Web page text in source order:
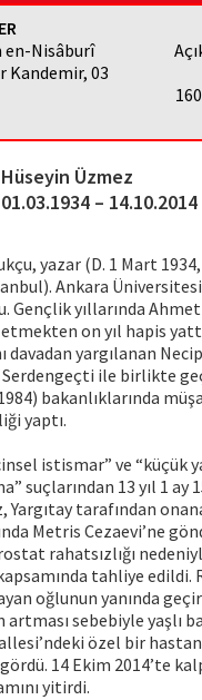
en-Nisâburî
Kandemir, 03
Hüseyin Üzmez
01.03.1934 – 14.10.2014
yazar (D. 1 Mart
Ankara
Gençlik yıllarında
on yıl hapis
davadan yargılanan
Serdengeçti ile birlikte
bakanlıklarında
yaptı.
istismar” ve “küçük
suçlarından 13 yıl 1 ay
tarafından
Metris Cezaevi’ne
rahatsızlığı
tahliye edildi.
oğlunun yanında
artması sebebiyle yaşlı
özel bir
14 Ekim 2014’te
yitirdi.